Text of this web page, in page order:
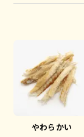
やわらかい